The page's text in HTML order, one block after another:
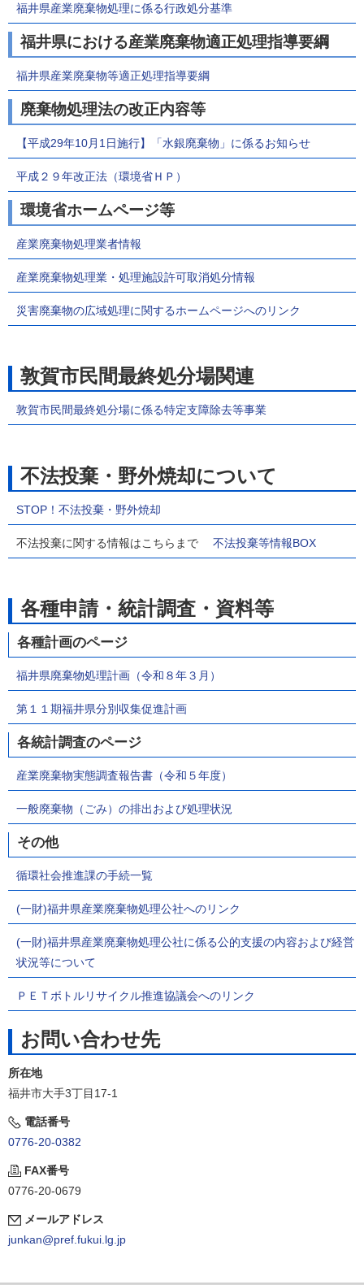
福井県産業廃棄物処理に係る行政処分基準
福井県における産業廃棄物適正処理指導要綱
福井県産業廃棄物等適正処理指導要綱
廃棄物処理法の改正内容等
【平成29年10月1日施行】「水銀廃棄物」に係るお知らせ
平成２９年改正法（環境省ＨＰ）
環境省ホームページ等
産業廃棄物処理業者情報
産業廃棄物処理業・処理施設許可取消処分情報
災害廃棄物の広域処理に関するホームページへのリンク
敦賀市民間最終処分場関連
敦賀市民間最終処分場に係る特定支障除去等事業
不法投棄・野外焼却について
STOP！不法投棄・野外焼却
不法投棄に関する情報はこちらまで 不法投棄等情報BOX
各種申請・統計調査・資料等
各種計画のページ
福井県廃棄物処理計画（令和８年３月）
第１１期福井県分別収集促進計画
各統計調査のページ
産業廃棄物実態調査報告書（令和５年度）
一般廃棄物（ごみ）の排出および処理状況
その他
循環社会推進課の手続一覧
(一財)福井県産業廃棄物処理公社へのリンク
(一財)福井県産業廃棄物処理公社に係る公的支援の内容および経営
状況等について
ＰＥＴボトルリサイクル推進協議会へのリンク
お問い合わせ先
所在地
福井市大手3丁目17-1
電話番号
0776-20-0382
FAX番号
0776-20-0679
メールアドレス
junkan@pref.fukui.lg.jp